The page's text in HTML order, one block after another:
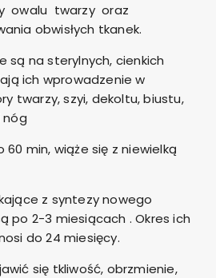
owalu twarzy oraz
obwisłych tkanek.
są na sterylnych, cienkich
ich wprowadzenie w
twarzy, szyi, dekoltu, biustu,
nóg
min, wiąże się z niewielką
z syntezy nowego
po 2-3 miesiącach . Okres ich
do 24 miesięcy.
się tkliwość, obrzmienie,